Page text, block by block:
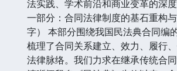
法实践、学术前沿和商业变革的深
一部分：合同法律制度的基石重构
字） 本部分围绕我国民法典合同编
梳理了合同关系建立、效力、履行
法律脉络。我们力求在继承传统合